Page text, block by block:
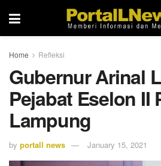
Home Refleksi
Gubernur Arinal
Pejabat Eselon II
Lampung
by portall news January 15, 2021